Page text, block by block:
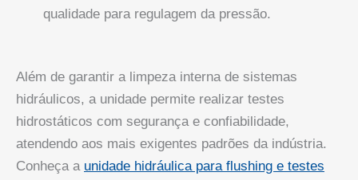
qualidade para regulagem da pressão.
Além de garantir a limpeza interna de sistemas
hidráulicos, a unidade permite realizar testes
hidrostáticos com segurança e confiabilidade,
atendendo aos mais exigentes padrões da indústria.
Conheça a unidade hidráulica para flushing e testes